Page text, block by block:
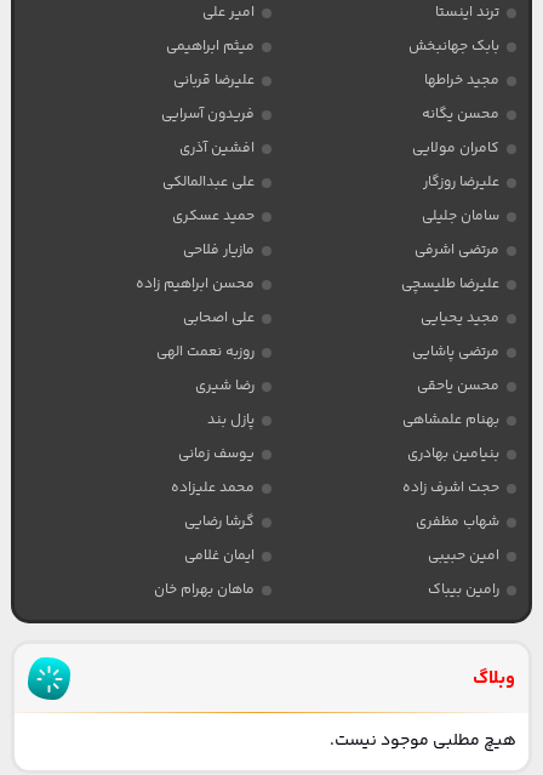
ترند اینستا
امیر علی
بابک جهانبخش
میثم ابراهیمی
مجید خراطها
علیرضا قربانی
محسن یگانه
فریدون آسرایی
کامران مولایی
افشین آذری
علیرضا روزگار
علی عبدالمالکی
سامان جلیلی
حمید عسکری
مرتضی اشرفی
مازیار فلاحی
علیرضا طلیسچی
محسن ابراهیم زاده
مجید یحیایی
علی اصحابی
مرتضی پاشایی
روزبه نعمت الهی
محسن یاحقی
رضا شیری
بهنام علمشاهی
پازل بند
بنیامین بهادری
یوسف زمانی
حجت اشرف زاده
محمد علیزاده
شهاب مظفری
گرشا رضایی
امین حبیبی
ایمان غلامی
رامین بیباک
ماهان بهرام خان
وبلاگ
هیچ مطلبی موجود نیست.